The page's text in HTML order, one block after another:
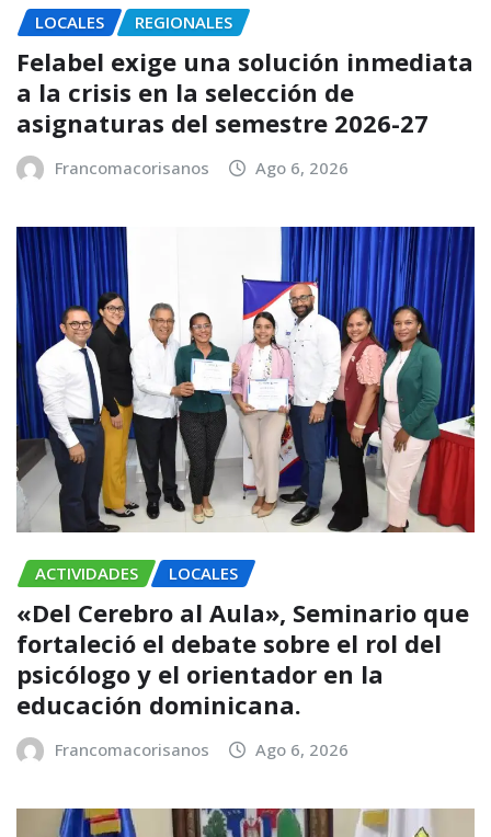
LOCALES REGIONALES
Felabel exige una solución inmediata
a la crisis en la selección de
asignaturas del semestre 2026-27
Francomacorisanos Ago 6, 2026
ACTIVIDADES LOCALES
«Del Cerebro al Aula», Seminario que
fortaleció el debate sobre el rol del
psicólogo y el orientador en la
educación dominicana.
Francomacorisanos Ago 6, 2026